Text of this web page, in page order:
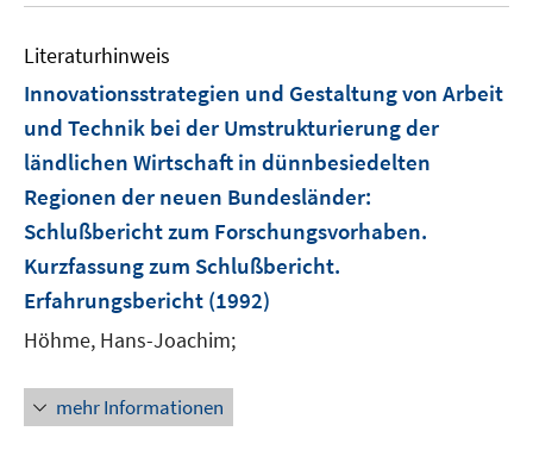
n
n
Literaturhinweis
Innovationsstrategien und Gestaltung von Arbeit
und Technik bei der Umstrukturierung der
ländlichen Wirtschaft in dünnbesiedelten
Regionen der neuen Bundesländer:
Schlußbericht zum Forschungsvorhaben.
Kurzfassung zum Schlußbericht.
Erfahrungsbericht (1992)
Höhme, Hans-Joachim;
mehr Informationen